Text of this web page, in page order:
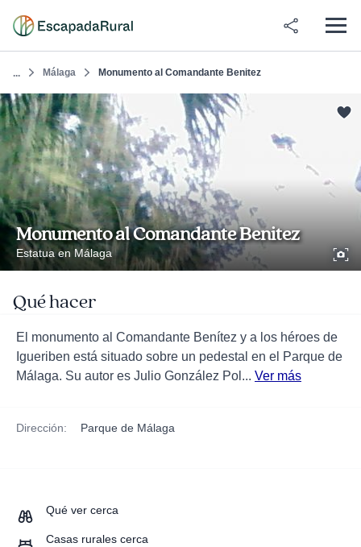
... Málaga Monumento al Comandante Benitez
Monumento al Comandante Benitez
Estatua en Málaga
Qué hacer
El monumento al Comandante Benítez y a los héroes de
Igueriben está situado sobre un pedestal en el Parque de
Málaga. Su autor es Julio González Pol... Ver más
Dirección: Parque de Málaga
Qué ver cerca
Casas rurales cerca